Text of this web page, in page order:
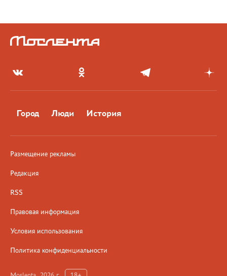
Город Люди История
Размещение рекламы
Редакция
RSS
Правовая информация
Условия использования
Политика конфиденциальности